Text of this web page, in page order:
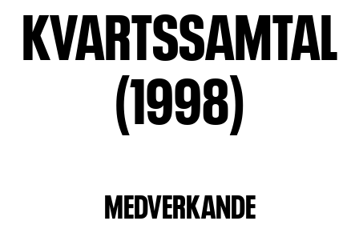
KVARTSSAMTAL
(1998)
MEDVERKANDE